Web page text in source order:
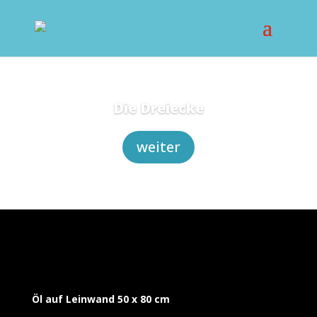
Die Dreiecke
weiter
Öl auf Leinwand 50 x 80 cm